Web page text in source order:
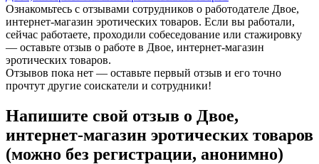
Ознакомьтесь с отзывами сотрудников о работодателе Двое,
интернет-магазин эротических товаров. Если вы работали,
сейчас работаете, проходили собеседование или стажировку
— оставьте отзыв о работе в Двое, интернет-магазин
эротических товаров.
Отзывов пока нет — оставьте первый отзыв и его точно
прочтут другие соискатели и сотрудники!
Напишите свой отзыв о Двое,
интернет-магазин эротических товаров
(можно без регистрации, анонимно)